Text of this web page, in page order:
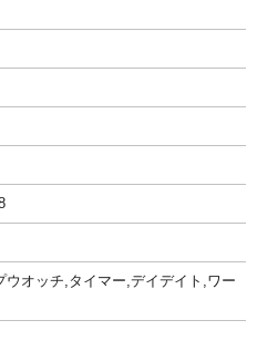
ウオッチ,タイマー,デイデイト,ワー